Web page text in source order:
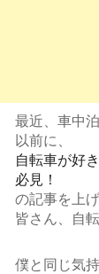
最近、車中
以前に、
自転車が好
必見！
の記事を上
皆さん、自
僕と同じ気